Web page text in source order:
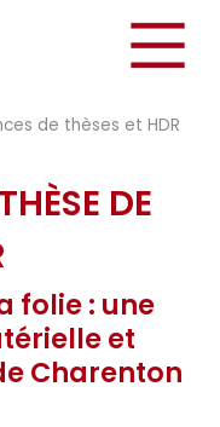
de thèses et HDR
DE
folie : une
et
Charenton